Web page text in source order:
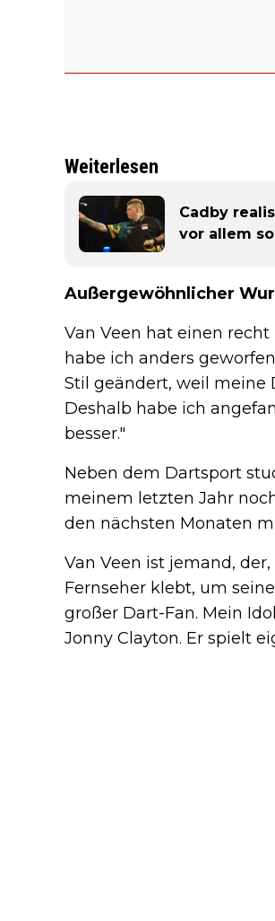
Weiterlesen
Cadby
vor allem
Außergewöhnlicher
Van Veen hat einen
habe ich anders
Stil geändert, weil meine
Deshalb habe ich
besser."
Neben dem Dartsport
meinem letzten Jahr
den nächsten Monaten
Van Veen ist jemand,
Fernseher klebt, um
großer Dart-Fan. Mein
Jonny Clayton. Er spielt